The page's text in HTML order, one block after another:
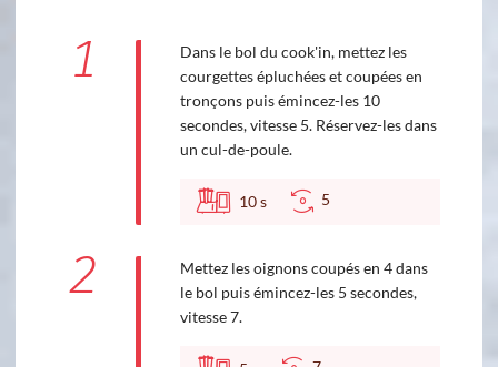
1
Dans le bol du cook'in, mettez les
courgettes épluchées et coupées en
tronçons puis émincez-les 10
secondes, vitesse 5. Réservez-les dans
un cul-de-poule.
10s 5
2
Mettez les oignons coupés en 4 dans
le bol puis émincez-les 5 secondes,
vitesse 7.